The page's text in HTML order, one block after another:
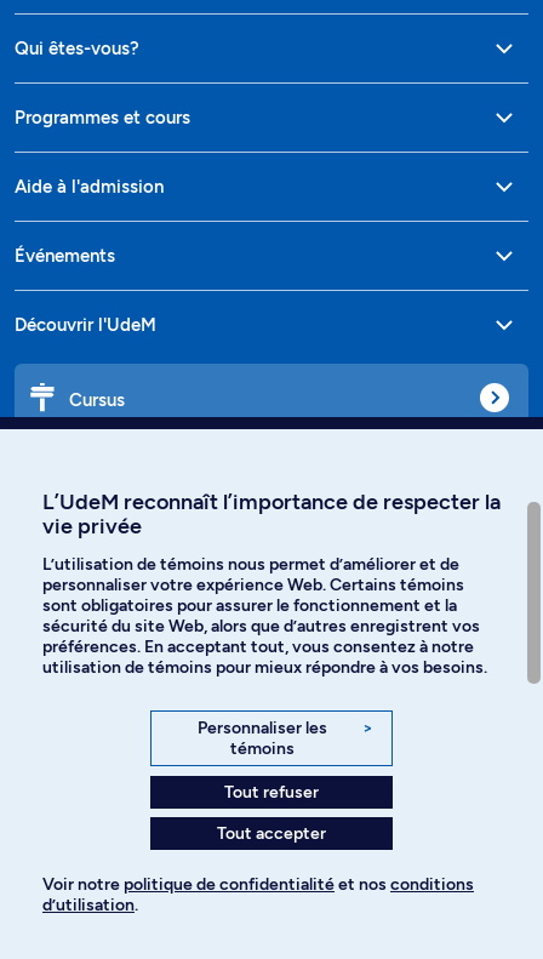
Qui êtes-vous?
Programmes et cours
Aide à l'admission
Événements
Découvrir l'UdeM
Cursus
Langues
Facebook Instagram
YouTube
Politique de confidentialité
L’UdeM reconnaît l’importance de respecter la
vie privée
L’utilisation de témoins nous permet d’améliorer et de
personnaliser votre expérience Web. Certains témoins
sont obligatoires pour assurer le fonctionnement et la
sécurité du site Web, alors que d’autres enregistrent vos
préférences. En acceptant tout, vous consentez à notre
utilisation de témoins pour mieux répondre à vos besoins.
Personnaliser les
témoins
>
Tout refuser
Tout accepter
Voir notre politique de confidentialitéet nos conditions
d’utilisation.